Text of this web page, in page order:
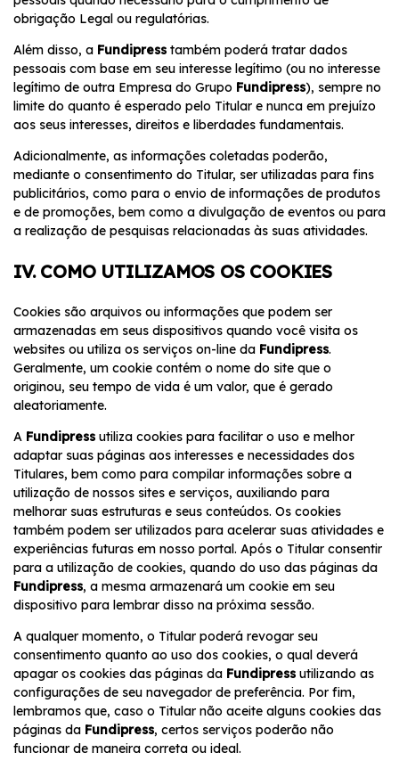
obrigação Legal ou regulatórias.
Além disso, a Fundipress também poderá tratar dados
pessoais com base em seu interesse legítimo (ou no interesse
legítimo de outra Empresa do Grupo Fundipress), sempre no
limite do quanto é esperado pelo Titular e nunca em prejuízo
aos seus interesses, direitos e liberdades fundamentais.
Adicionalmente, as informações coletadas poderão,
mediante o consentimento do Titular, ser utilizadas para fins
publicitários, como para o envio de informações de produtos
e de promoções, bem como a divulgação de eventos ou para
a realização de pesquisas relacionadas às suas atividades.
IV. COMO UTILIZAMOS OS COOKIES
Cookies são arquivos ou informações que podem ser
armazenadas em seus dispositivos quando você visita os
websites ou utiliza os serviços on-line da Fundipress.
Geralmente, um cookie contém o nome do site que o
originou, seu tempo de vida é um valor, que é gerado
aleatoriamente.
A Fundipress utiliza cookies para facilitar o uso e melhor
adaptar suas páginas aos interesses e necessidades dos
Titulares, bem como para compilar informações sobre a
utilização de nossos sites e serviços, auxiliando para
melhorar suas estruturas e seus conteúdos. Os cookies
também podem ser utilizados para acelerar suas atividades e
experiências futuras em nosso portal. Após o Titular consentir
para a utilização de cookies, quando do uso das páginas da
Fundipress, a mesma armazenará um cookie em seu
dispositivo para lembrar disso na próxima sessão.
A qualquer momento, o Titular poderá revogar seu
consentimento quanto ao uso dos cookies, o qual deverá
apagar os cookies das páginas da Fundipress utilizando as
configurações de seu navegador de preferência. Por fim,
lembramos que, caso o Titular não aceite alguns cookies das
páginas da Fundipress, certos serviços poderão não
funcionar de maneira correta ou ideal.